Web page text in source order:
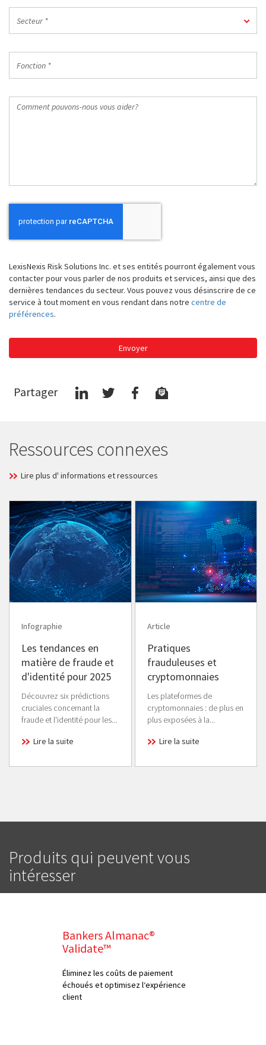
Code
postal
du
Secteur *
Comment
LexisNexis Risk Solutions Inc. et ses entités pourront également vous
contacter pour vous parler de nos produits et services, ainsi que des
dernières tendances du secteur. Vous pouvez vous désinscrire de ce
service à tout moment en vous rendant dans notre centre de
préférences.
Envoyer
Partager
Ressources connexes
Lire plus d' informations et ressources
Infographie
Les tendances en
matière de fraude et
d'identité pour 2025
Découvrez six prédictions
cruciales concernant la
fraude et l'identité pour les...
Lire la suite
Article
Pratiques
frauduleuses et
cryptomonnaies
Les plateformes de
cryptomonnaies : de plus en
plus exposées à la...
Lire la suite
Produits qui peuvent vous
intéresser
Bankers Almanac®
Validate™
Éliminez les coûts de paiement
échoués et optimisez l‘expérience
client